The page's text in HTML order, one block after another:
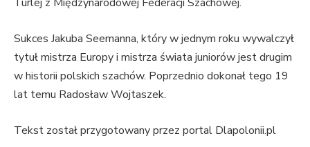
Turlej z Międzynarodowej Federacji Szachowej.
Sukces Jakuba Seemanna, który w jednym roku wywalczył
tytuł mistrza Europy i mistrza świata juniorów jest drugim
w historii polskich szachów. Poprzednio dokonał tego 19
lat temu Radosław Wojtaszek.
Tekst został przygotowany przez portal Dlapolonii.pl